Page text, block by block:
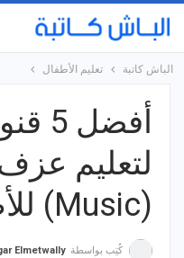
الباش كاتبة تعليم الأطفال
لتعليم
(Music) للأطفال
كُتِب بواسطة Elmetwally